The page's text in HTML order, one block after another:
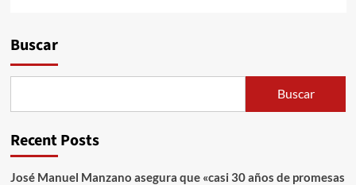
Buscar
Buscar
Recent Posts
José Manuel Manzano asegura que «casi 30 años de promesas